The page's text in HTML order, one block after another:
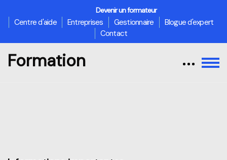
Devenir un formateur
Centre d'aide Entreprises Gestionnaire
Blogue d'expert
Contact
Formation